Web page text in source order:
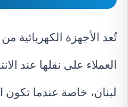
تُعد الأجهزة الكهربائية
العملاء على نقلها عند
لبنان، خاصة عندما تكون